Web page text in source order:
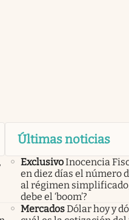
Últimas noticias
ExclusivoInocencia
en diez días el número
al régimen simplificado,
debe el ‘boom’?
MercadosDólar hoy y